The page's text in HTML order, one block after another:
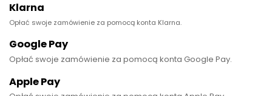
Klarna
Opłać swoje zamówienie za pomocą konta Klarna.
Google Pay
Opłać swoje zamówienie za pomocą konta Google Pay.
Apple Pay